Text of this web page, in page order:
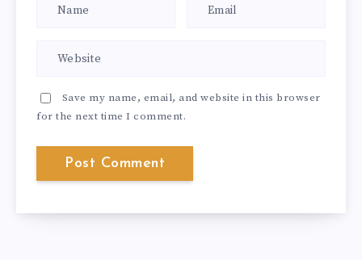
Save my name, email, and website in this browser
for the next time I comment.